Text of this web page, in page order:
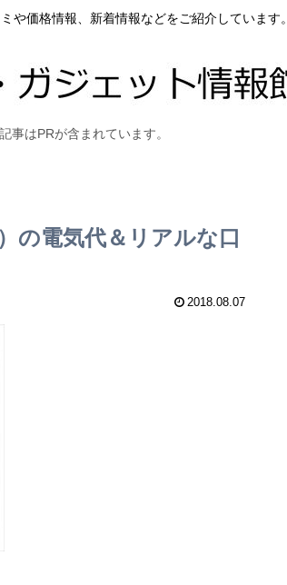
や価格情報、新着情報などをご紹介しています。
事はPRが含まれています。
の電気代＆リアルな口
2018.08.07